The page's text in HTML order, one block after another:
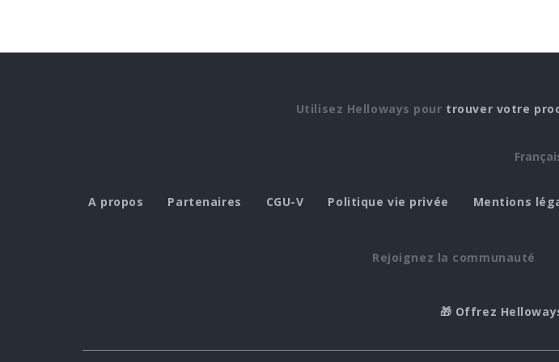
Utilisez Helloways pour trouver votre
A propos Partenaires CGU-V Politique vie privée Mentions
Rejoignez la communauté
🎁 Offrez